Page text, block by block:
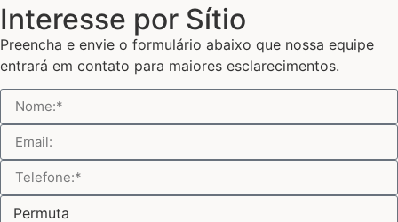
Interesse por Sítio
Preencha e envie o formulário abaixo que nossa equipe
entrará em contato para maiores esclarecimentos.